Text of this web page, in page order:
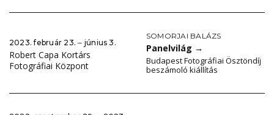
2023. február 23. ‒ június 3.
Robert Capa Kortárs
Fotográfiai Központ
SOMORJAI BALÁZS
Panelvilág →
Budapest Fotográfiai Ösztöndíj
beszámoló kiállítás